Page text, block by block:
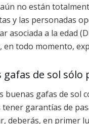
no están
y las personadas
asociada a la edad
en todo momento,
gafas de sol sólo
buenas gafas de sol
tener garantías de
deberás, en primer